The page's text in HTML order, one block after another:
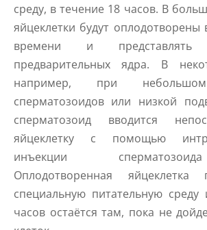
среду, в течение 18 часов. В
яйцеклетки будут оплодотворены
времени и
предварительных ядра. В
например, при небольшом
сперматозоидов или низкой
сперматозоид вводится
яйцеклетку с помощью
инъекции
Оплодотворенная
специальную питательную
часов остаётся там, пока не